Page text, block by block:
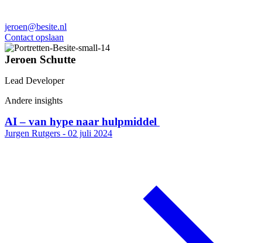
jeroen@besite.nl
Contact opslaan
Jeroen Schutte
Lead Developer
Andere insights
AI – van hype naar hulpmiddel
Jurgen Rutgers - 02 juli 2024